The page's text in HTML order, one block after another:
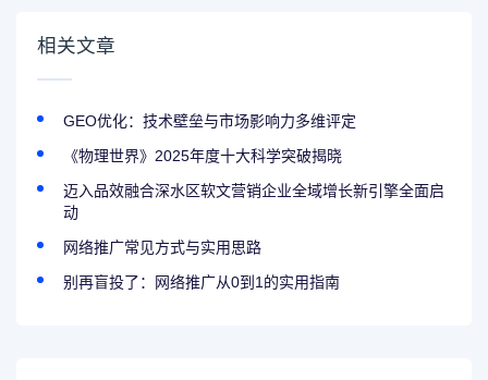
相关文章
GEO优化：技术壁垒与市场影响力多维评定
《物理世界》2025年度十大科学突破揭晓
迈入品效融合深水区软文营销企业全域增长新引擎全面启
动
网络推广常见方式与实用思路
别再盲投了：网络推广从0到1的实用指南